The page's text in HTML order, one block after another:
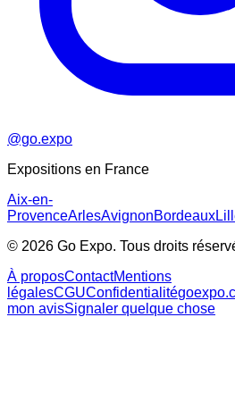
@go.expo
Expositions en France
Aix-en-
ProvenceArlesAvignonBordeaux
© 2026 Go Expo. Tous droits
À proposContactMentions
légalesCGUConfidentialité
mon avisSignaler quelque chose